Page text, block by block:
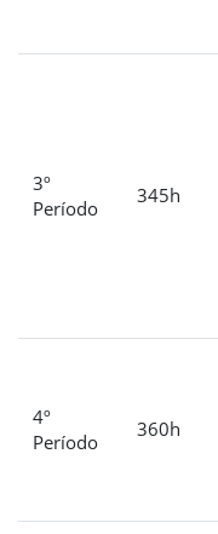
3º
Período
345h
4º
Período
360h